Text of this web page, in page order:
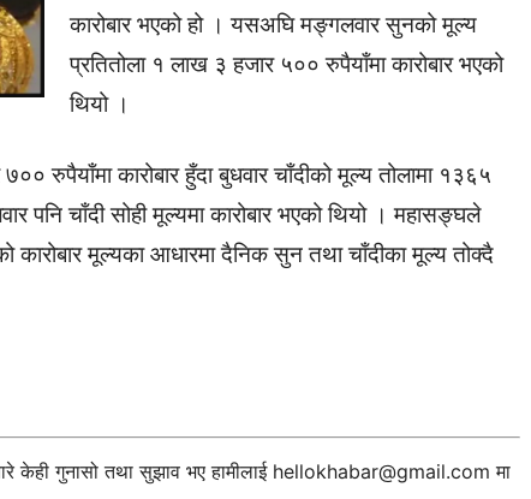
कारोबार भएको हो । यसअघि मङ्गलवार सुनको मूल्य
प्रतितोला १ लाख ३ हजार ५०० रुपैयाँमा कारोबार भएको
थियो ।
रुपैयाँमा कारोबार हुँदा बुधवार चाँदीको मूल्य तोलामा १३६५
चाँदी सोही मूल्यमा कारोबार भएको थियो । महासङ्घले
कारोबार मूल्यका आधारमा दैनिक सुन तथा चाँदीका मूल्य तोक्दै
केही गुनासो तथा सुझाव भए हामीलाई hellokhabar@gmail.com मा